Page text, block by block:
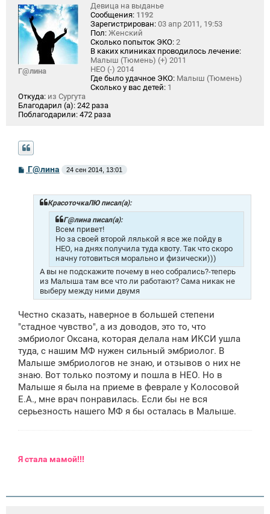
Г@лина
Девица на выданье
Сообщения: 1192
Зарегистрирован: 03 апр 2011, 19:53
Пол: Женский
Сколько попыток ЭКО: 2
В каких клиниках проводилось лечение:
Малыш (Тюмень) (+) 2011
НЕО (-) 2014
Где было удачное ЭКО: Малыш (Тюмень)
Сколько у вас детей: 1
Откуда: из Сургута
Благодарил (а): 242 раза
Поблагодарили: 472 раза
СГ@лина 24 сен 2014, 13:01
КрасоточкаЛЮ писал(а):
Г@лина писал(а):
Всем привет!
Но за своей второй лялькой я все же пойду в
НЕО, на днях получила туда квоту. Так что скоро
начну готовиться морально и физически)))
А вы не подскажите почему в нео собрались?-теперь
из Малыша там все что ли работают? Сама никак не
выберу между ними двумя
Честно сказать, наверное в большей степени
"стадное чувство", а из доводов, это то, что
эмбриолог Оксана, которая делала нам ИКСИ ушла
туда, с нашим МФ нужен сильный эмбриолог. В
Малыше эмбриологов не знаю, и отзывов о них не
знаю. Вот только поэтому и пошла в НЕО. Но в
Малыше я была на приеме в феврале у Колосовой
Е.А., мне врач понравилась. Если бы не вся
серьезность нашего МФ я бы осталась в Малыше.
Ястала мамой!!!